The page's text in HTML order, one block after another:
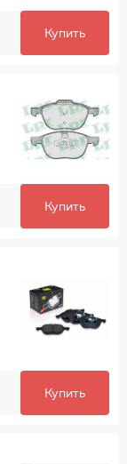
Купить
Купить
Купить